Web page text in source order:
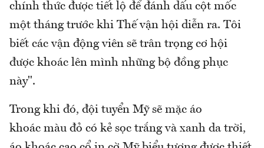
chính thức được tiết lộ để đánh dấu cột mốc
một tháng trước khi Thế vận hội diễn ra. Tôi
biết các vận động viên sẽ trân trọng cơ hội
được khoác lên mình những bộ đồng phục
này".
Trong khi đó, đội tuyển Mỹ sẽ mặc áo
khoác màu đỏ có kẻ sọc trắng và xanh da trời,